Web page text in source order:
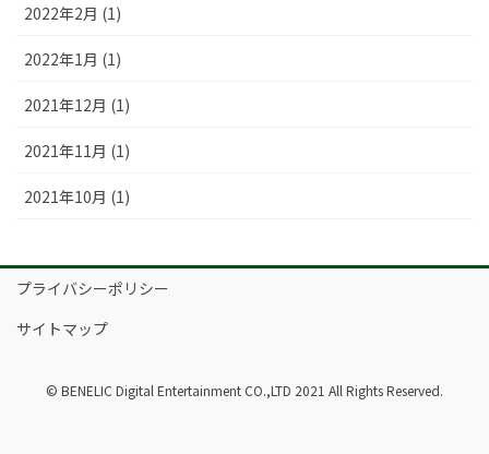
2022年2月 (1)
2022年1月 (1)
2021年12月 (1)
2021年11月 (1)
2021年10月 (1)
プライバシーポリシー
サイトマップ
© BENELIC Digital Entertainment CO.,LTD 2021 All Rights Reserved.